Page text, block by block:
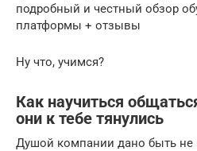
подробный и честный обзор
платформы + отзывы
Ну что, учимся?
Как научиться
они к тебе тянулись
Душой компании дано быть не